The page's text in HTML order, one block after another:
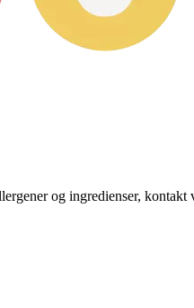
og ingredienser,